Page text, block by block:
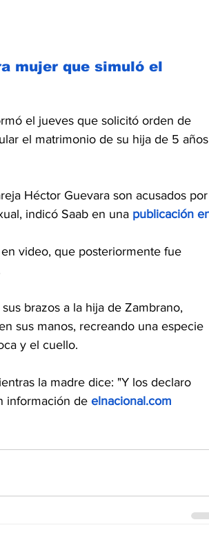
mujer que simuló el
el jueves que solicitó orden de
el matrimonio de su hija de 5
Héctor Guevara son acusados
, indicó Saab en una publicación
video, que posteriormente fue
brazos a la hija de Zambrano,
sus manos, recreando una especie
y el cuello.
la madre dice: "Y los declaro
información de elnacional.com